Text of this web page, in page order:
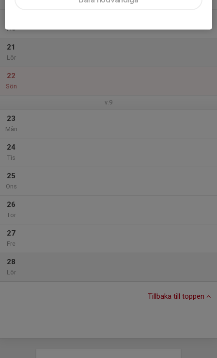
Fre
21
Lör
22
Sön
v.9
23
Mån
24
Tis
25
Ons
26
Tor
27
Fre
28
Lör
Tillbaka till toppen